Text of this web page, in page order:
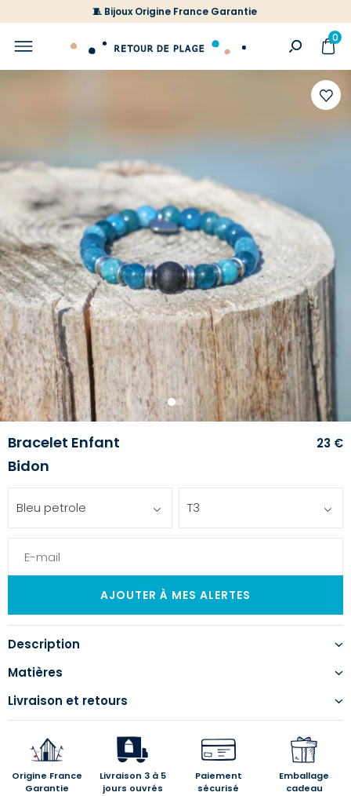
🧵 Bijoux Origine France Garantie
0
1 2
Bracelet Enfant
Bidon
23 €
Bleu petrole T3
Description
Matières
Livraison et retours
Origine France
Garantie
Livraison 3 à 5
jours ouvrés
Paiement
sécurisé
Emballage
cadeau